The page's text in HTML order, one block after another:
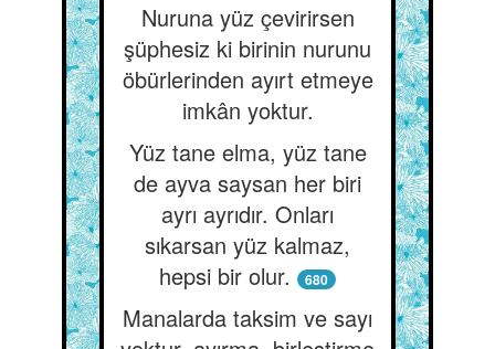
Nuruna yüz çevirirsen
şüphesiz ki birinin nurunu
öbürlerinden ayırt etmeye
imkân yoktur.
Yüz tane elma, yüz tane
de ayva saysan her biri
ayrı ayrıdır. Onları
sıkarsan yüz kalmaz,
hepsi bir olur.
680
Manalarda taksim ve sayı